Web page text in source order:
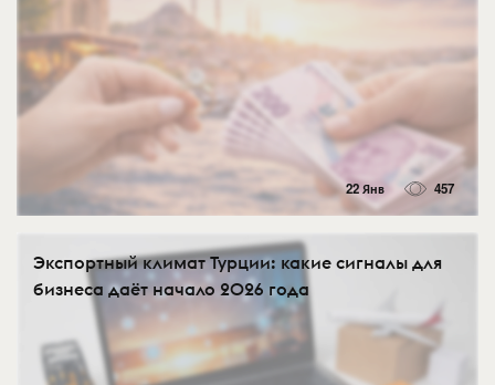
22 Янв 457
Экспортный климат Турции: какие сигналы для
бизнеса даёт начало 2026 года